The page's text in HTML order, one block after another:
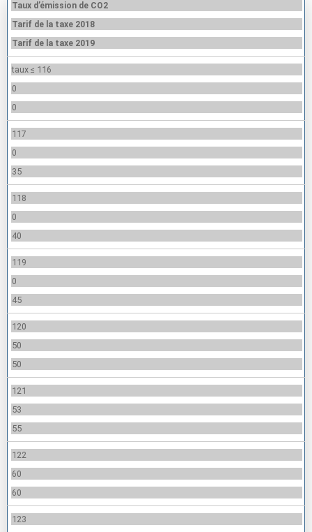
Taux d’émission de CO2
Tarif de la taxe 2018
Tarif de la taxe 2019
taux ≤ 116
0
0
117
0
35
118
0
40
119
0
45
120
50
50
121
53
55
122
60
60
123